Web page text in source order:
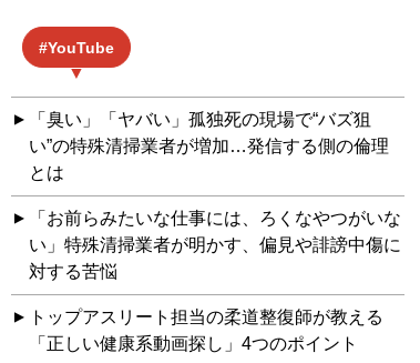
YouTube
「臭い」「ヤバい」孤独死の現場で“バズ狙
い”の特殊清掃業者が増加…発信する側の倫理
とは
「お前らみたいな仕事には、ろくなやつがいな
い」特殊清掃業者が明かす、偏見や誹謗中傷に
対する苦悩
トップアスリート担当の柔道整復師が教える
「正しい健康系動画探し」4つのポイント